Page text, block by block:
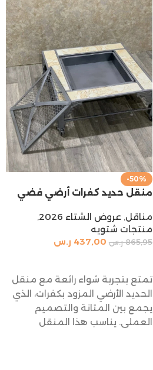
-50%
منقل حديد كفرات أرضي فضي
مناقل, عروض الشتاء 2026
,
منتجات شتويه
865,95 ر.س 437,00 ر.س
تمتع بتجربة شواء رائعة مع منقل
الحديد الأرضي المزود بكفرات، الذي
يجمع بين المتانة والتصميم
العملي. يناسب هذا المنقل